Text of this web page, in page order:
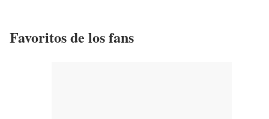
Favoritos de los fans